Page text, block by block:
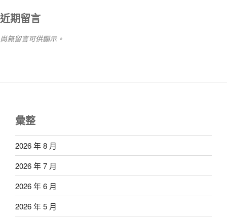
近期留言
尚無留言可供顯示。
彙整
2026 年 8 月
2026 年 7 月
2026 年 6 月
2026 年 5 月